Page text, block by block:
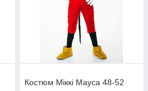
Костюм Міккі Мауса 48-52